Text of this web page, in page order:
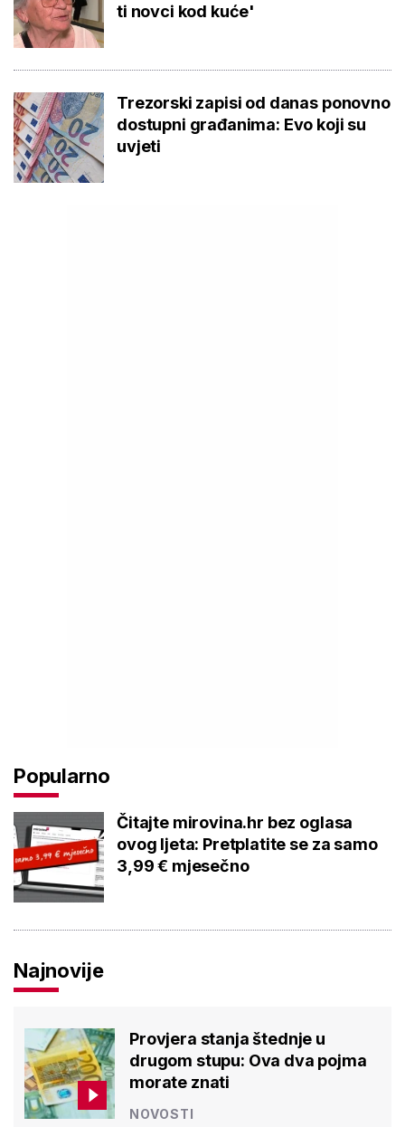
ti novci kod kuće'
Trezorski zapisi od danas ponovno
dostupni građanima: Evo koji su
uvjeti
Popularno
Čitajte mirovina.hr bez oglasa
ovog ljeta: Pretplatite se za samo
3,99 € mjesečno
Najnovije
Provjera stanja štednje u
drugom stupu: Ova dva pojma
morate znati
NOVOSTI